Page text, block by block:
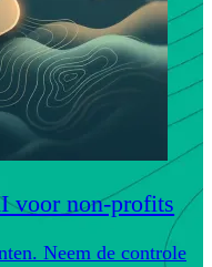
voor non-profits
Neem de controle